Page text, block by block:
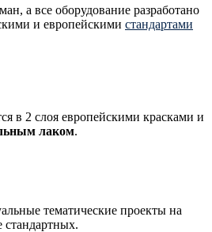
а все оборудование разработано
и европейскими стандартами
в 2 слоя европейскими красками и
лаком.
тематические проекты на